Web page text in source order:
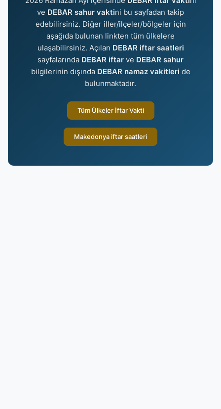
ve DEBAR sahur vaktini bu sayfadan takip
edebilirsiniz. Diğer iller/ilçeler/bölgeler için
aşağıda bulunan linkten tüm ülkelere
ulaşabilirsiniz. Açılan DEBAR iftar saatleri
sayfalarında DEBAR iftar ve DEBAR sahur
bilgilerinin dışında DEBAR namaz vakitleri de
bulunmaktadır.
Tüm Ülkeler İftar Vakti
Makedonya iftar saatleri